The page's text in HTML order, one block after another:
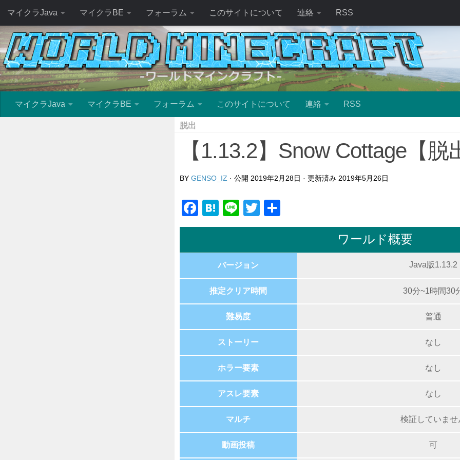
マイクラJava マイクラBE フォーラム このサイトについて 連絡 RSS
マイクラJava マイクラBE フォーラム このサイトについて 連絡 RSS
脱出
【1.13.2】Snow Cottage【脱
BY GENSO_IZ · 公開 2019年2月28日 · 更新済み 2019年5月26日
Facebook
Hatena
LineTwitter
有
ワールド概要
バージョン Java版1.13.2
推定クリア時間 30分~1時間30
難易度 普通
ストーリー なし
ホラー要素 なし
アスレ要素 なし
マルチ 検証していませ
動画投稿 可